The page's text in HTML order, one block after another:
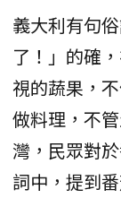
義大利有句
了！」的確
視的蔬果，
做料理，不
灣，民眾對
詞中，提到